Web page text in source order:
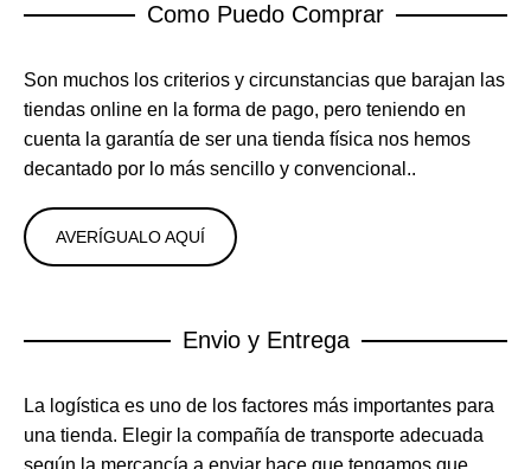
Como Puedo Comprar
Son muchos los criterios y circunstancias que barajan las
tiendas online en la forma de pago, pero teniendo en
cuenta la garantía de ser una tienda física nos hemos
decantado por lo más sencillo y convencional..
AVERÍGUALO AQUÍ
Envio y Entrega
La logística es uno de los factores más importantes para
una tienda. Elegir la compañía de transporte adecuada
según la mercancía a enviar hace que tengamos que